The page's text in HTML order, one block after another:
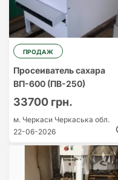
ПРОДАЖ
Просеиватель сахара
ВП-600 (ПВ-250)
33700 грн.
м. Черкаси Черкаська обл.
22-06-2026